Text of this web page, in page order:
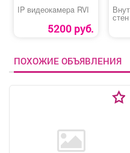
IP видеокaмepa RVI
5200 руб.
ПОХОЖИЕ ОБЪЯВЛЕНИЯ